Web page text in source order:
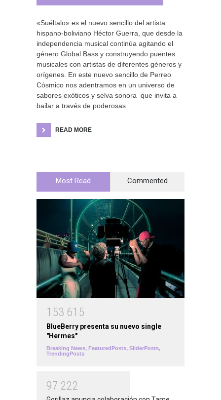
«Suéltalo» es el nuevo sencillo del artista
hispano-boliviano Héctor Guerra, que desde la
independencia musical continúa agitando el
género Global Bass y construyendo puentes
musicales con artistas de diferentes géneros y
orígenes. En este nuevo sencillo de Perreo
Cósmico nos adentramos en un universo de
sabores exóticos y selva sonora que invita a
bailar a través de poderosas
READ MORE
Most Read Commented
1 53 61 5
BlueBerry presenta su nuevo single
"Hermes"
Breaking News, FeaturedPosts, SliderPosts,
TrendingPosts
97 222